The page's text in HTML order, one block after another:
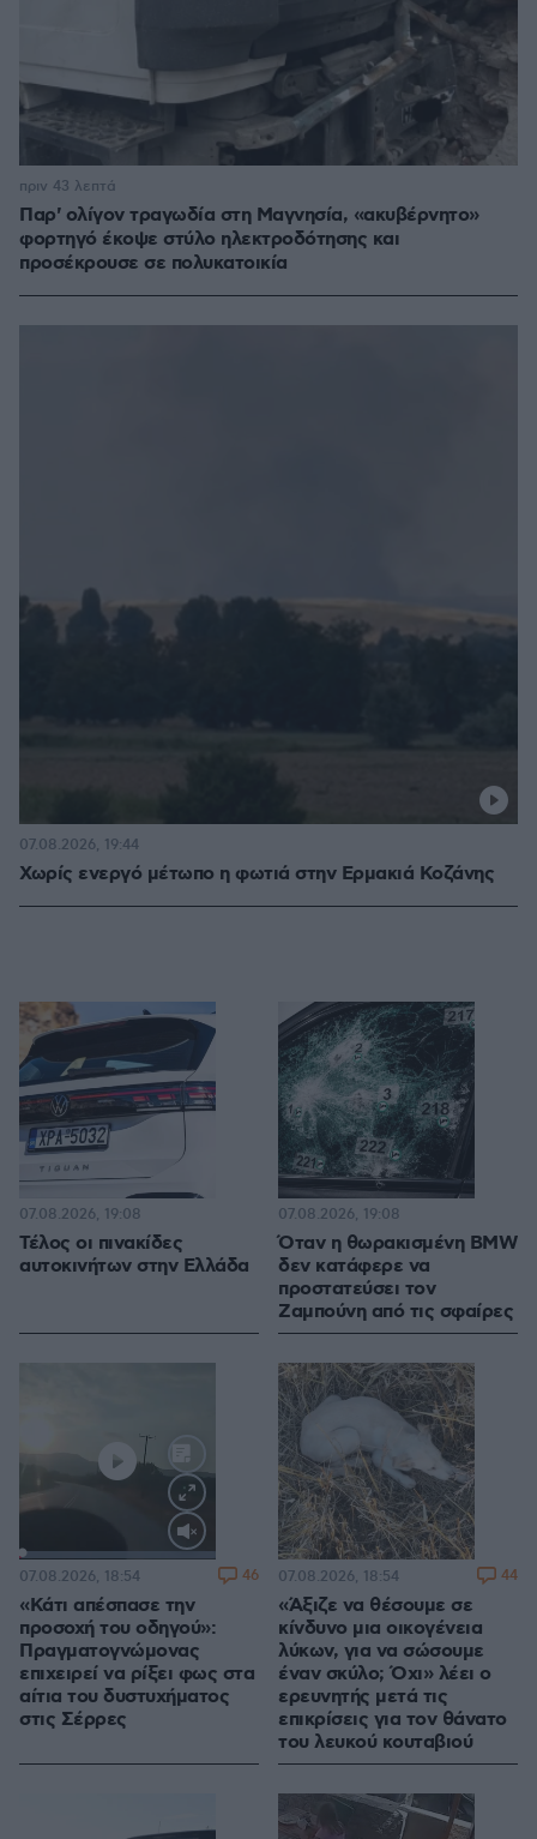
Παρ' ολίγον τραγωδία στη Μαγνησία, «ακυβέρνητο»
φορτηγό έκοψε στύλο ηλεκτροδότησης και
προσέκρουσε σε πολυκατοικία
πριν 43 λεπτά
Χωρίς ενεργό μέτωπο η φωτιά στην Ερμακιά Κοζάνης
07.08.2026, 19:44
Τέλος οι πινακίδες
αυτοκινήτων στην Ελλάδα
07.08.2026, 19:08
Όταν η θωρακισμένη BMW
δεν κατάφερε να
προστατεύσει τον
Ζαμπούνη από τις σφαίρες
07.08.2026, 19:08
Loaded:
100.00%
«Κάτι απέσπασε την
προσοχή του οδηγού»:
Πραγματογνώμονας
επιχειρεί να ρίξει φως στα
αίτια του δυστυχήματος
στις Σέρρες
07.08.2026, 18:54 46
«Άξιζε να θέσουμε σε
κίνδυνο μια οικογένεια
λύκων, για να σώσουμε
έναν σκύλο; Όχι» λέει ο
ερευνητής μετά τις
επικρίσεις για τον θάνατο
του λευκού κουταβιού
07.08.2026, 18:54 44